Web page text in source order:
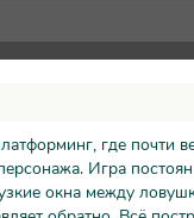
где почти
Игра
узкие окна между